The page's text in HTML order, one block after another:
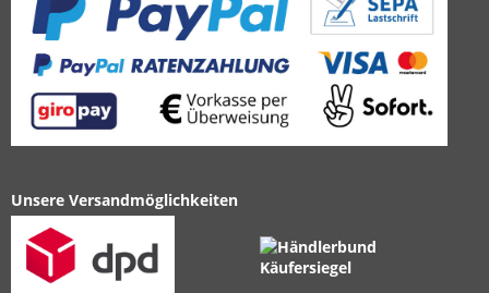
Unsere Versandmöglichkeiten